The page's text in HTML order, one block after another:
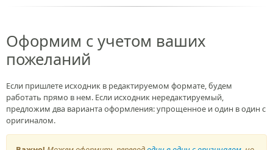
Оформим с учетом ваших
пожеланий
Если пришлете исходник в редактируемом формате, будем
работать прямо в нем. Если исходник нередактируемый,
предложим два варианта оформления: упрощенное и один в один с
оригиналом.